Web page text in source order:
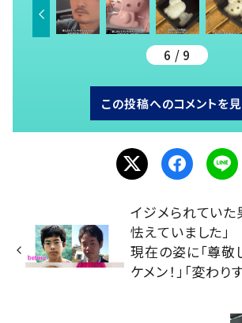
6 / 9
この投稿へのコメントを
イジメられていた
怯えていました
現在の姿に「尊敬
ケメン！」「変わりす